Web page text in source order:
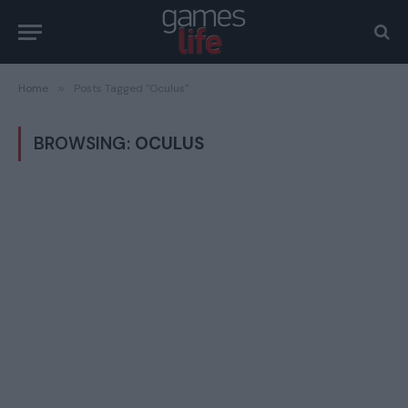
Home Posts Tagged "Oculus"
BROWSING: OCULUS